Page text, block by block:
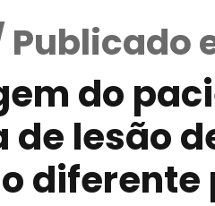
do
de lesão